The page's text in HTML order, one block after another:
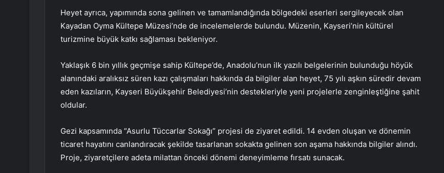
Heyet ayrıca, yapımında sona gelinen ve tamamlandığında bölgedeki eserleri sergileyecek olan
Kayadan Oyma Kültepe Müzesi’nde de incelemelerde bulundu. Müzenin, Kayseri’nin kültürel
turizmine büyük katkı sağlaması bekleniyor.
Yaklaşık 6 bin yıllık geçmişe sahip Kültepe’de, Anadolu’nun ilk yazılı belgelerinin bulunduğu höyük
alanındaki aralıksız süren kazı çalışmaları hakkında da bilgiler alan heyet, 75 yılı aşkın süredir devam
eden kazıların, Kayseri Büyükşehir Belediyesi’nin destekleriyle yeni projelerle zenginleştiğine şahit
oldular.
Gezi kapsamında “Asurlu Tüccarlar Sokağı” projesi de ziyaret edildi. 14 evden oluşan ve dönemin
ticaret hayatını canlandıracak şekilde tasarlanan sokakta gelinen son aşama hakkında bilgiler alındı.
Proje, ziyaretçilere adeta milattan önceki dönemi deneyimleme fırsatı sunacak.